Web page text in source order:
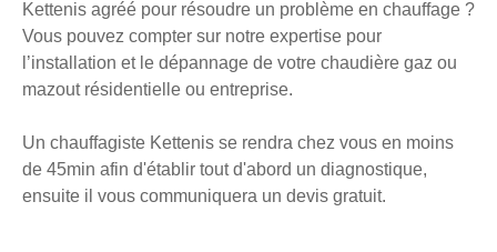
Kettenis agréé pour résoudre un problème en chauffage ?
Vous pouvez compter sur notre expertise pour
l’installation et le dépannage de votre chaudière gaz ou
mazout résidentielle ou entreprise.
Un chauffagiste Kettenis se rendra chez vous en moins
de 45min afin d'établir tout d'abord un diagnostique,
ensuite il vous communiquera un devis gratuit.